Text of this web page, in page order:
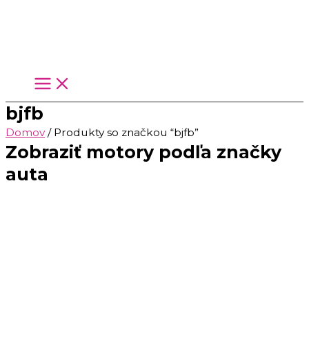
bjfb
Domov/ Produkty so značkou “bjfb”
Zobraziť motory podľa značky
auta